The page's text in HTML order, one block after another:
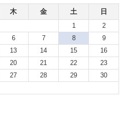
木 金 土 日
1
2
6 7 8
9
13 14 15
16
20 21 22
23
27 28 29
30